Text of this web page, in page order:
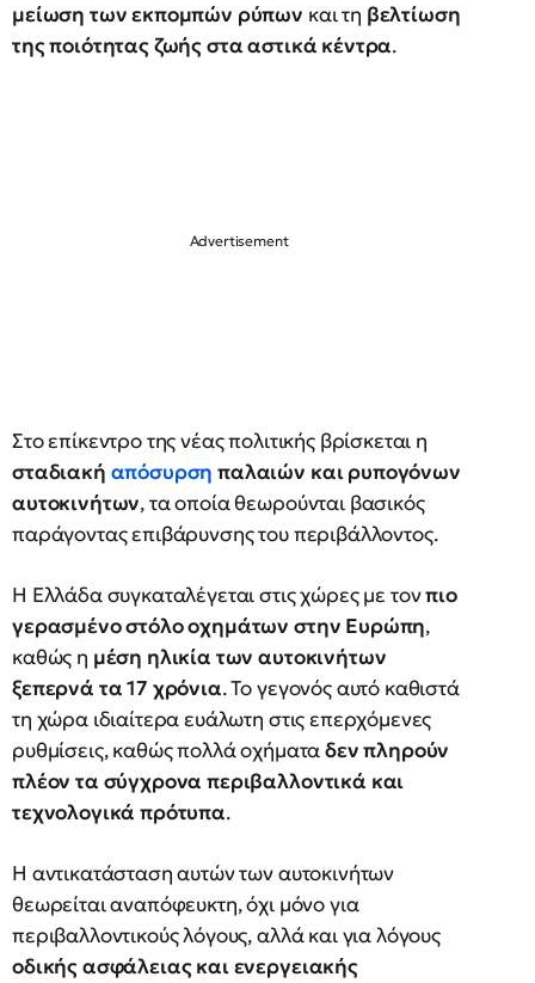
μείωση των εκπομπών ρύπων και τη βελτίωση
της ποιότητας ζωής στα αστικά κέντρα.
Στο επίκεντρο της νέας πολιτικής βρίσκεται η
σταδιακή απόσυρσηπαλαιών και ρυπογόνων
αυτοκινήτων, τα οποία θεωρούνται βασικός
παράγοντας επιβάρυνσης του περιβάλλοντος.
Η Ελλάδα συγκαταλέγεται στις χώρες με τονπιο
γερασμένο στόλο οχημάτων στην Ευρώπη,
καθώς η μέση ηλικία των αυτοκινήτων
ξεπερνά τα 17 χρόνια. Το γεγονός αυτό καθιστά
τη χώρα ιδιαίτερα ευάλωτη στις επερχόμενες
ρυθμίσεις, καθώς πολλά οχήματαδεν πληρούν
πλέον τα σύγχρονα περιβαλλοντικά και
τεχνολογικά πρότυπα.
Η αντικατάσταση αυτών των αυτοκινήτων
θεωρείται αναπόφευκτη, όχι μόνο για
περιβαλλοντικούς λόγους, αλλά και για λόγους
οδικής ασφάλειας και ενεργειακής